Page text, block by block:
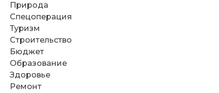
Природа
Спецоперация
Туризм
Строительство
Бюджет
Образование
Здоровье
Ремонт